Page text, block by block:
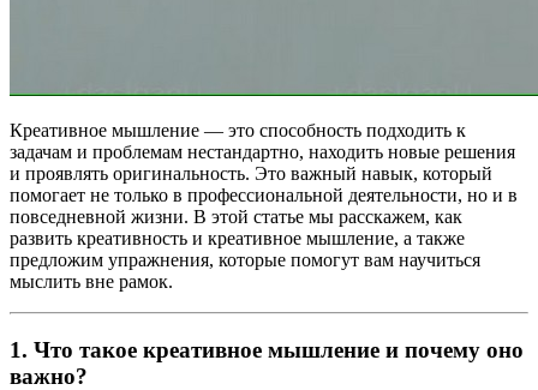
Креативное мышление — это способность подходить к
задачам и проблемам нестандартно, находить новые решения
и проявлять оригинальность. Это важный навык, который
помогает не только в профессиональной деятельности, но и в
повседневной жизни. В этой статье мы расскажем, как
развить креативность и креативное мышление, а также
предложим упражнения, которые помогут вам научиться
мыслить вне рамок.
1. Что такое креативное мышление и почему оно
важно?